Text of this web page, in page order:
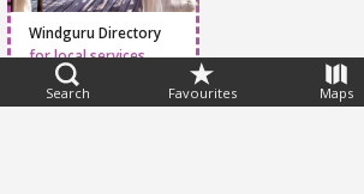
Search Favourites Maps
Windguru Directory
for local services
Feedback